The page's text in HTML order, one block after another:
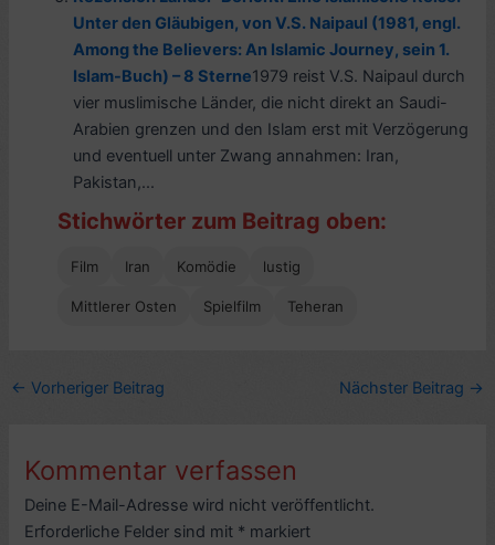
Unter den Gläubigen, von V.S. Naipaul (1981, engl.
Among the Believers: An Islamic Journey, sein 1.
Islam-Buch) – 8 Sterne1979 reist V.S. Naipaul durch
vier muslimische Länder, die nicht direkt an Saudi-
Arabien grenzen und den Islam erst mit Verzögerung
und eventuell unter Zwang annahmen: Iran,
Pakistan,...
Stichwörter zum Beitrag oben:
Film Iran Komödie lustig
Mittlerer Osten Spielfilm Teheran
← Vorheriger Beitrag Nächster Beitrag →
Kommentar verfassen
Deine E-Mail-Adresse wird nicht veröffentlicht.
Erforderliche Felder sind mit * markiert